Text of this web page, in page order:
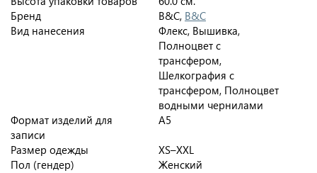
Бренд
B&C, B&C
Вид нанесения
Флекс, Вышивка,
Полноцвет с
трансфером,
Шелкография с
трансфером, Полноцвет
водными чернилами
Формат изделий для
записи
A5
Размер одежды
XS–XXL
Пол (гендер)
Женский